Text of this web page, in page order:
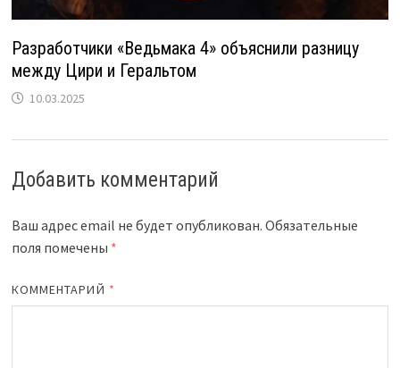
Разработчики «Ведьмака 4» объяснили разницу
между Цири и Геральтом
10.03.2025
Добавить комментарий
Ваш адрес email не будет опубликован. Обязательные
поля помечены *
КОММЕНТАРИЙ *